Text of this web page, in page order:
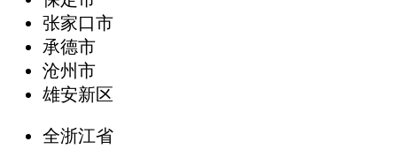
张家口市
承德市
沧州市
雄安新区
全浙江省